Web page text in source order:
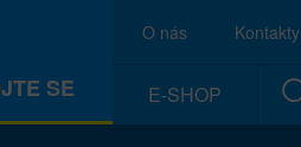
SE
O nás Kontakty
E-SHOP